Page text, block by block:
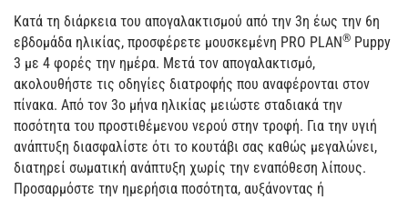
Κατά τη διάρκεια του απογαλακτισμού από την 3η έως την 6η
εβδομάδα ηλικίας, προσφέρετε μουσκεμένη PRO PLAN® Puppy
3 με 4 φορές την ημέρα. Μετά τον απογαλακτισμό,
ακολουθήστε τις οδηγίες διατροφής που αναφέρονται στον
πίνακα. Από τον 3ο μήνα ηλικίας μειώστε σταδιακά την
ποσότητα του προστιθέμενου νερού στην τροφή. Για την υγιή
ανάπτυξη διασφαλίστε ότι το κουτάβι σας καθώς μεγαλώνει,
διατηρεί σωματική ανάπτυξη χωρίς την εναπόθεση λίπους.
Προσαρμόστε την ημερήσια ποσότητα, αυξάνοντας ή